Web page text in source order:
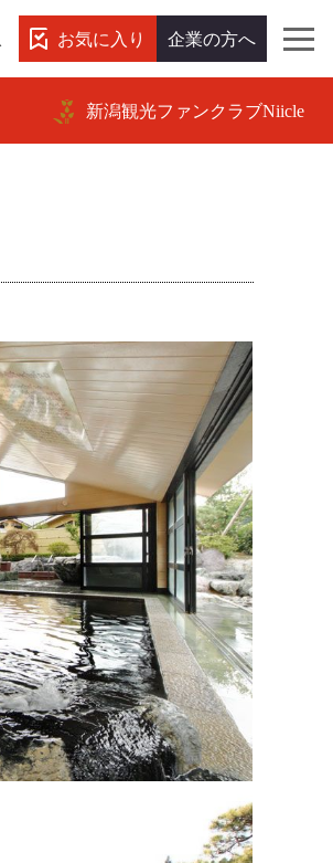
お気に入り 企業の方へ
新潟観光ファンクラブNiicle